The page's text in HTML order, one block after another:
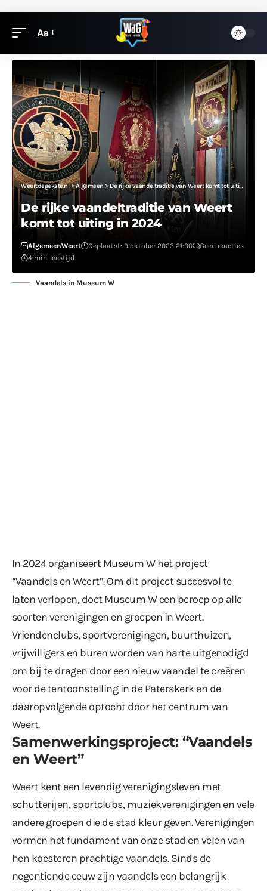
Aa
Weertdegekste.nl>Algemeen > De rijke vaandeltraditie van Weert komt tot uiting in 2024
De rijke vaandeltraditie van Weert
komt tot uiting in 2024
AlgemeenWeert Geplaatst: 9 oktober 2023 21:30
Geen reacties
4 min. leestijd
Vaandels in Museum W
In 2024 organiseert Museum W het project
“Vaandels en Weert”. Om dit project succesvol te
laten verlopen, doet Museum W een beroep op alle
soorten verenigingen en groepen in Weert.
Vriendenclubs, sportverenigingen, buurthuizen,
vrijwilligers en buren worden van harte uitgenodigd
om bij te dragen door een nieuw vaandel te creëren
voor de tentoonstelling in de Paterskerk en de
daaropvolgende optocht door het centrum van
Weert.
Samenwerkingsproject: “Vaandels
en Weert”
Weert kent een levendig verenigingsleven met
schutterijen, sportclubs, muziekverenigingen en vele
andere groepen die de stad kleur geven. Verenigingen
vormen het fundament van onze stad en velen van
hen koesteren prachtige vaandels. Sinds de
negentiende eeuw zijn vaandels een belangrijk